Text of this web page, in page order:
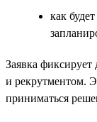
как
Заявка фиксирует
и рекрутментом.
приниматься